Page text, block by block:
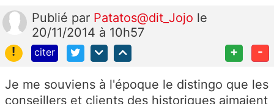
Publié par Patatos@dit_Jojo le
20/11/2014 à 10h57
!
citer + -
Je me souviens à l'époque le distingo que les
conseillers et clients des historiques aimaient